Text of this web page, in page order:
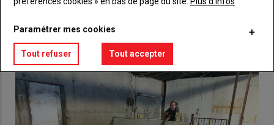
Paramétrer mes cookies
Tout refuser Tout accepter